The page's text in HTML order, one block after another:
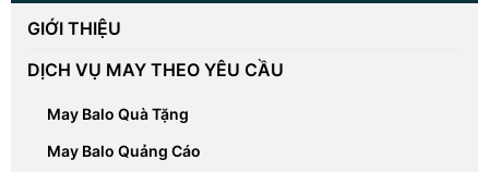
GIỚI THIỆU
DỊCH VỤ MAY THEO YÊU CẦU
May Balo Quà Tặng
May Balo Quảng Cáo